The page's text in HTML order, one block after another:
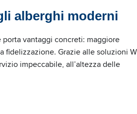
alberghi moderni
vantaggi concreti: maggiore
Grazie alle soluzioni
impeccabile, all’altezza delle